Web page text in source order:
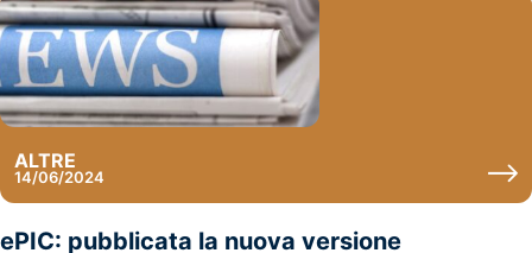
ALTRE
14/06/2024
ePIC: pubblicata la nuova versione